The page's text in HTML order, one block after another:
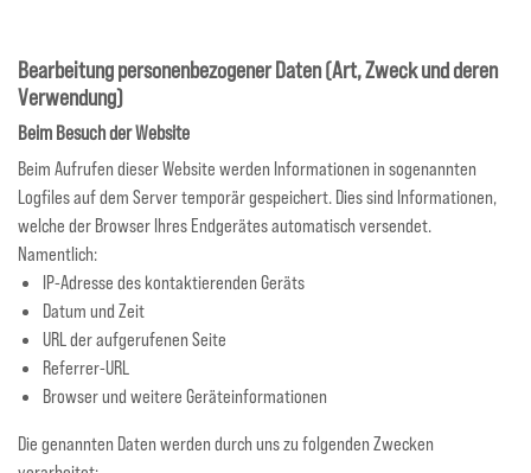
Bearbeitung personenbezogener Daten (Art, Zweck und deren
Verwendung)
Beim Besuch der Website
Beim Aufrufen dieser Website werden Informationen in sogenannten
Logfiles auf dem Server temporär gespeichert. Dies sind Informationen,
welche der Browser Ihres Endgerätes automatisch versendet.
Namentlich:
IP-Adresse des kontaktierenden Geräts
Datum und Zeit
URL der aufgerufenen Seite
Referrer-URL
Browser und weitere Geräteinformationen
Die genannten Daten werden durch uns zu folgenden Zwecken